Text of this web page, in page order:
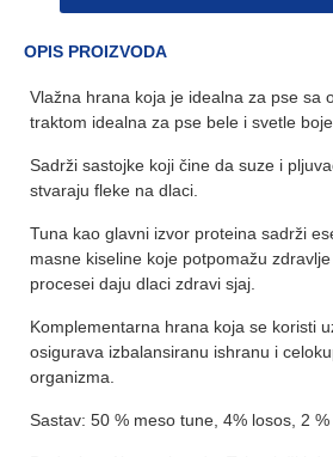
OPIS PROIZVODA
Vlažna hrana koja je idealna za pse sa
traktom idealna za pse bele i svetle boje
Sadrži sastojke koji čine da suze i
stvaraju fleke na dlaci.
Tuna kao glavni izvor proteina sadrži
masne kiseline koje potpomažu
procesei daju dlaci zdravi sjaj.
Komplementarna hrana koja se koristi
osigurava izbalansiranu ishranu i
organizma.
Sastav: 50 % meso tune, 4% losos, 2